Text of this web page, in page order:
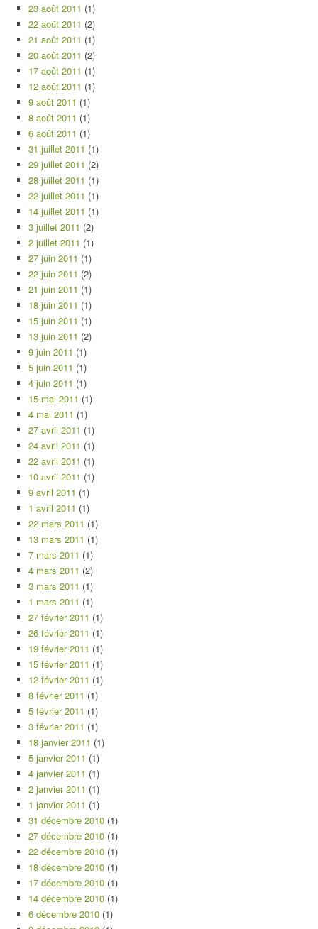
23 août 2011 (1)
22 août 2011 (2)
21 août 2011 (1)
20 août 2011 (2)
17 août 2011 (1)
12 août 2011 (1)
9 août 2011 (1)
8 août 2011 (1)
6 août 2011 (1)
31 juillet 2011 (1)
29 juillet 2011 (2)
28 juillet 2011 (1)
22 juillet 2011 (1)
14 juillet 2011 (1)
3 juillet 2011 (2)
2 juillet 2011 (1)
27 juin 2011 (1)
22 juin 2011 (2)
21 juin 2011 (1)
18 juin 2011 (1)
15 juin 2011 (1)
13 juin 2011 (2)
9 juin 2011 (1)
5 juin 2011 (1)
4 juin 2011 (1)
15 mai 2011 (1)
4 mai 2011 (1)
27 avril 2011 (1)
24 avril 2011 (1)
22 avril 2011 (1)
10 avril 2011 (1)
9 avril 2011 (1)
1 avril 2011 (1)
22 mars 2011 (1)
13 mars 2011 (1)
7 mars 2011 (1)
4 mars 2011 (2)
3 mars 2011 (1)
1 mars 2011 (1)
27 février 2011 (1)
26 février 2011 (1)
19 février 2011 (1)
15 février 2011 (1)
12 février 2011 (1)
8 février 2011 (1)
5 février 2011 (1)
3 février 2011 (1)
18 janvier 2011 (1)
5 janvier 2011 (1)
4 janvier 2011 (1)
2 janvier 2011 (1)
1 janvier 2011 (1)
31 décembre 2010 (1)
27 décembre 2010 (1)
22 décembre 2010 (1)
18 décembre 2010 (1)
17 décembre 2010 (1)
14 décembre 2010 (1)
6 décembre 2010 (1)